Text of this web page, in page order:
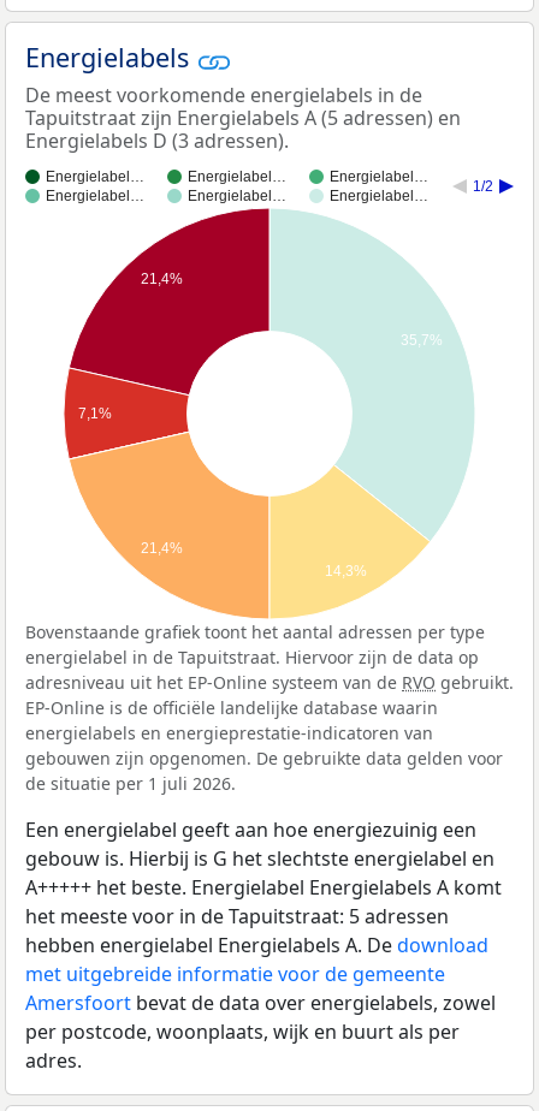
Energielabels
De meest voorkomende energielabels in de
Tapuitstraat zijn Energielabels A (5 adressen) en
Energielabels D (3 adressen).
Energielabel… Energielabel…
Energielabel…
Energielabel…
Energielabel… Energielabel…
1/2
35,7%
21,4%
7,1%
21,4%
14,3%
Bovenstaande grafiek toont het aantal adressen per type
energielabel in de Tapuitstraat. Hiervoor zijn de data op
adresniveau uit het EP-Online systeem van de RVO gebruikt.
EP-Online is de officiële landelijke database waarin
energielabels en energieprestatie-indicatoren van
gebouwen zijn opgenomen. De gebruikte data gelden voor
de situatie per 1 juli 2026.
Een energielabel geeft aan hoe energiezuinig een
gebouw is. Hierbij is G het slechtste energielabel en
A+++++ het beste. Energielabel Energielabels A komt
het meeste voor in de Tapuitstraat: 5 adressen
hebben energielabel Energielabels A. Dedownload
met uitgebreide informatie voor de gemeente
Amersfoort bevat de data over energielabels, zowel
per postcode, woonplaats, wijk en buurt als per
adres.